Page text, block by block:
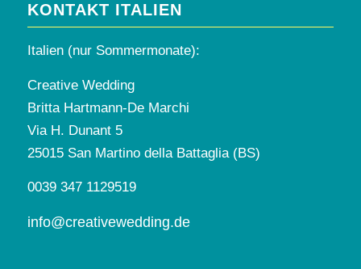
KONTAKT ITALIEN
Italien (nur Sommermonate):
Creative Wedding
Britta Hartmann-De Marchi
Via H. Dunant 5
25015 San Martino della Battaglia (BS)
0039 347 1129519
info@creativewedding.de